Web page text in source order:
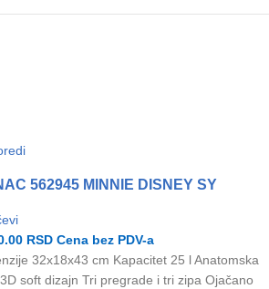
562945 MINNIE DISNEY SY
RSD Cena bez PDV-a
32x18x43 cm Kapacitet 25 l Anatomska
soft dizajn Tri pregrade i tri zipa Ojačano